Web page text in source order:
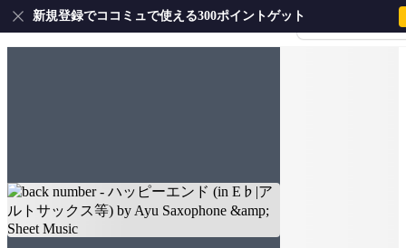
会員登録・ログイ
新規登録でココミュで使える300ポイントゲット